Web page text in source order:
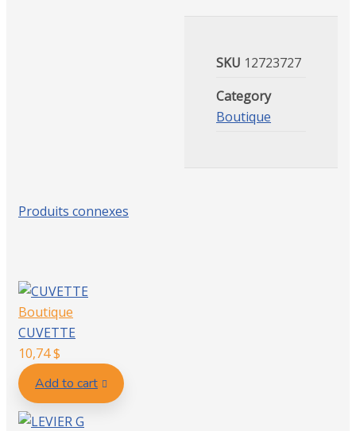
SKU 12723727
Category
Boutique
Produits connexes
Boutique
CUVETTE
10,74$
Add to cart